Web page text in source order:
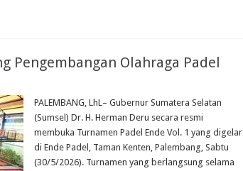
Pengembangan Olahraga Padel
PALEMBANG, LhL– Gubernur Sumatera Selatan
(Sumsel) Dr. H. Herman Deru secara resmi
membuka Turnamen Padel Ende Vol. 1 yang digelar
di Ende Padel, Taman Kenten, Palembang, Sabtu
(30/5/2026). Turnamen yang berlangsung selama